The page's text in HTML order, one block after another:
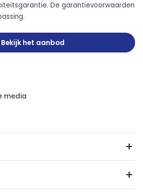
De garantievoorwaarden
Bekijk het aanbod
media